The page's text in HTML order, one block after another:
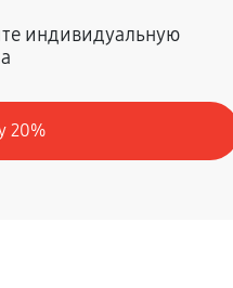
минут Заказать
индивидуальную
20%